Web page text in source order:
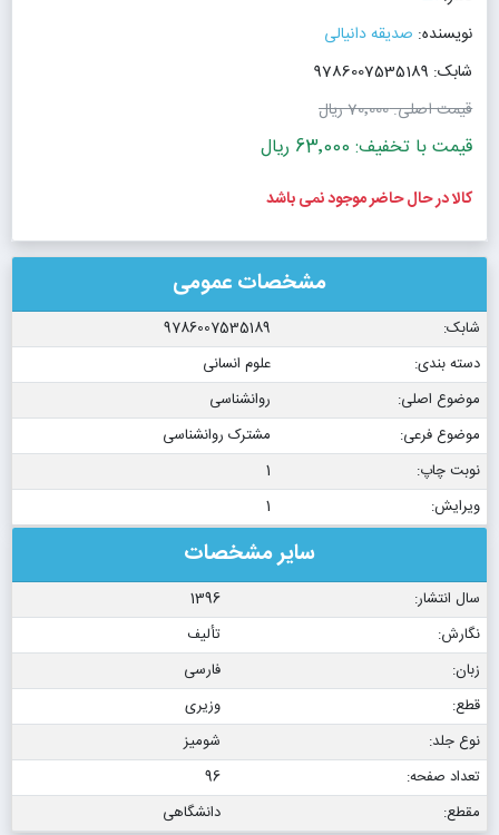
نویسنده: صدیقه دانیالی
شابک: 9786007535189
قیمت اصلی:70٬000 ریال
قیمت با تخفیف: 63٬000 ریال
کالا در حال حاضر موجود نمی باشد
مشخصات عمومی
شابک:
9786007535189
دسته بندی:
علوم انسانی
موضوع اصلی:
روانشناسی
موضوع فرعی:
مشترک روانشناسی
نوبت چاپ:
1
ویرایش:
1
سایر مشخصات
سال انتشار:
1396
نگارش:
تألیف
زبان:
فارسی
قطع:
وزیری
نوع جلد:
شومیز
تعداد صفحه:
96
مقطع:
دانشگاهی